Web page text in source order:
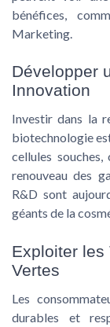
bénéfices,
Marketing.
Développer
Innovation
Investir dans la
biotechnologie
cellules
renouveau des
R&D sont
géants de la
Exploiter les
Vertes
Les
durables et